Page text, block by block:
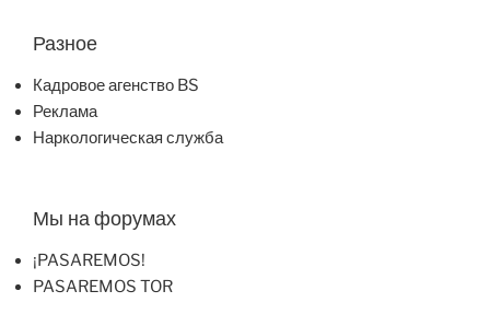
Разное
Кадровое агенство BS
Реклама
Наркологическая служба
Мы на форумах
¡PASAREMOS!
PASAREMOS TOR